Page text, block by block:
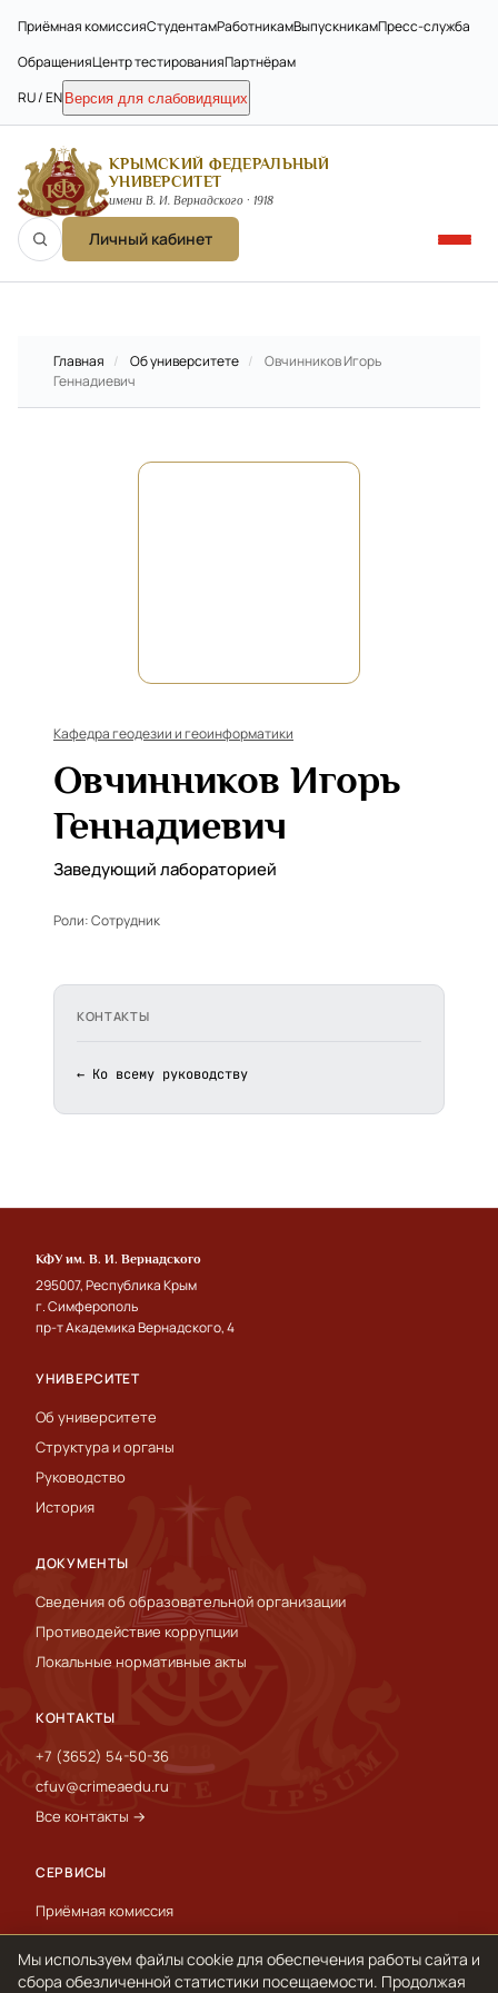
Приёмная комиссияСтудентамРаботникамВыпускникамПресс-служба
ОбращенияЦентр тестированияПартнёрам
RU / EN Версия для слабовидящих
КРЫМСКИЙ ФЕДЕРАЛЬНЫЙ
УНИВЕРСИТЕТ
имени В. И. Вернадского · 1918
Личный кабинет
Главная / Об университете /
Овчинников Игорь
Геннадиевич
Кафедра геодезии и геоинформатики
Овчинников Игорь
Геннадиевич
Заведующий лабораторией
Роли:Сотрудник
КОНТАКТЫ
← Ко всему руководству
КФУ им. В. И. Вернадского
295007, Республика Крым
г. Симферополь
пр-т Академика Вернадского, 4
УНИВЕРСИТЕТ
Об университете
Структура и органы
Руководство
История
ДОКУМЕНТЫ
Сведения об образовательной организации
Противодействие коррупции
Локальные нормативные акты
КОНТАКТЫ
+7 (3652) 54-50-36
cfuv@crimeaedu.ru
Все контакты →
СЕРВИСЫ
Приёмная комиссия
Пресс-служба
International
Мы используем файлы cookie для обеспечения работы сайта и
сбора обезличенной статистики посещаемости. Продолжая